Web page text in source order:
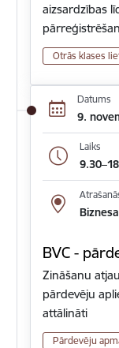
aizsardzības
Otrās klases
Datums
9.
Laiks
BVC -
Zināšanu
pārdevēju
attālināti
Pārdevēju